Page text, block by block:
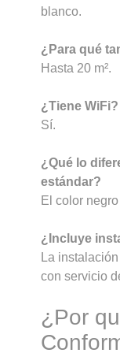
blanco.
¿Para qué
Hasta 20 m².
¿Tiene WiFi?
Sí.
¿Qué lo
estándar?
El color
¿Incluye
La
con servicio
¿Por